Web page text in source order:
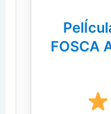
FOSCA